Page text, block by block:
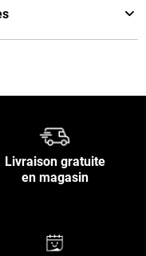
Livraison gratuite
en magasin